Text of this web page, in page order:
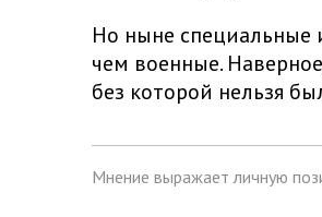
Но ныне специальные
чем военные.
без которой нельзя
Мнение выражает личную